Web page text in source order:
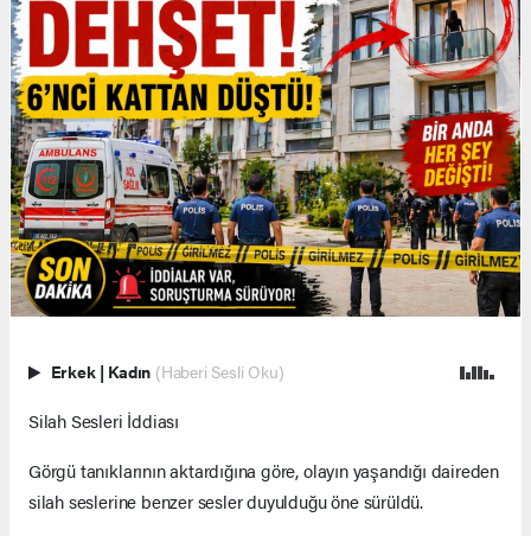
Erkek | Kadın (Haberi Sesli Oku)
Silah Sesleri İddiası
Görgü tanıklarının aktardığına göre, olayın yaşandığı daireden
silah seslerine benzer sesler duyulduğu öne sürüldü.